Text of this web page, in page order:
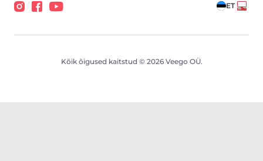
ET
Kõik õigused kaitstud © 2026 Veego OÜ.